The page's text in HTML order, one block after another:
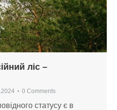
ліс –
0 Comments
статусу є в